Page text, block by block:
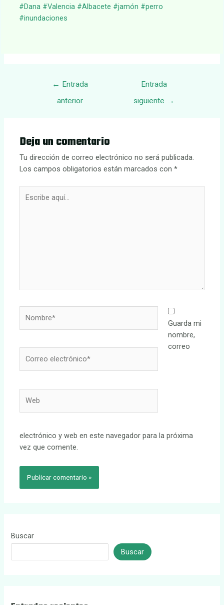
#Dana #Valencia #Albacete #jamón #perro
#inundaciones
Navegación
← Entrada
anterior
Entrada
siguiente →
Deja un comentario
Tu dirección de correo electrónico no será publicada.
Los campos obligatorios están marcados con*
aquí...
electrónico*
Guarda mi
nombre,
correo
electrónico y web en este navegador para la próxima
vez que comente.
Buscar
Buscar